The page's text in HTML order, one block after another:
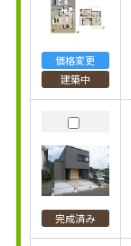
価格変更
建築中
完成済み